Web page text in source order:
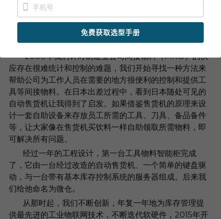
联系我们
找他从事生产工作所需要的工具、刀具等物料。很多情况
因为一个价值很低物料比如螺丝，扳手等，而导致停工待
料，经常性遭受巨大损失，而且自始至终找不到责任人，
无论如何优化管理流程，这种现象都得不到改善。
        2008年我们针对制造业公司间接物料（MRO）的供
应存在很难统计和控制的难题，我们开始寻找一种方法来
帮助公司为工作人员在需要的地方很便利的控制和提供工
具等间接物料。在日本出差过程中，看到日本随处可见的
自动售货机让我得到了启发。如果借鉴售货机的原理来设
计一套自助设备来存放员工所需的工具、刀具、备品备件
等，让大家像在售货机买饮料一样自助领取所需物料，即
可解决所有问题。
了，它由一台经过改造的自动售货机、一个简单的键盘驱
动，与一台带有基本库存控制系统的服务器组成。后来我
们给他命名为微仓。
供最先进的工业物联网技术，不断迭代软硬件，2015年开
免费获取选型手册